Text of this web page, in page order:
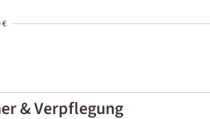
€
01-02
& Verpflegung